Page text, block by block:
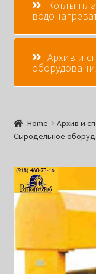
Котлы
Архив и
Home
Архив и
Сыродельное